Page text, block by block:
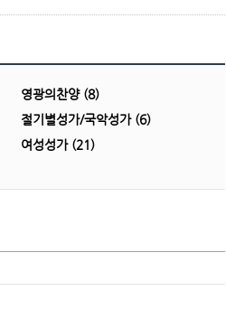
영광의찬양 (8)
절기별성가/국악성가 (6)
여성성가 (21)